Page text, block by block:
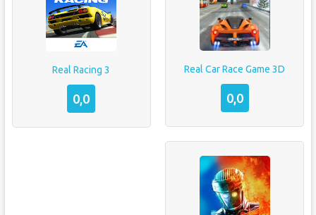
Real Racing 3
0,0
Real Car Race Game 3D
0,0